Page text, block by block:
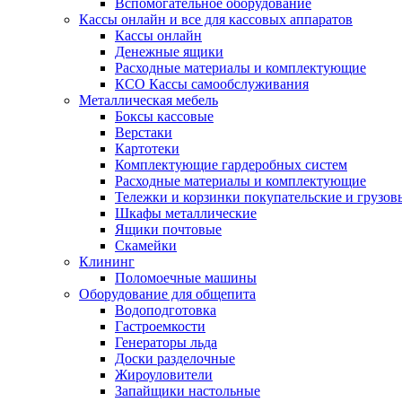
Вспомогательное оборудование
Кассы онлайн и все для кассовых аппаратов
Кассы онлайн
Денежные ящики
Расходные материалы и комплектующие
КСО Кассы самообслуживания
Металлическая мебель
Боксы кассовые
Верстаки
Картотеки
Комплектующие гардеробных систем
Расходные материалы и комплектующие
Тележки и корзинки покупательские и
Шкафы металлические
Ящики почтовые
Скамейки
Клининг
Поломоечные машины
Оборудование для общепита
Водоподготовка
Гастроемкости
Генераторы льда
Доски разделочные
Жироуловители
Запайщики настольные